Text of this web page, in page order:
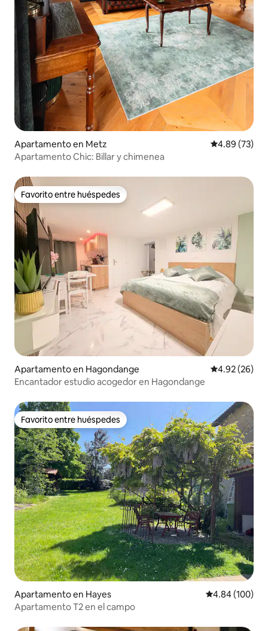
Apartamento en Metz Calificación
4.89 (73)
Apartamento Chic: Billar y chimenea
Favorito entre huéspedes
Favorito entre huéspedes
Apartamento en Hagondange Calificación
4.92 (26)
Encantador estudio acogedor en Hagondange
Favorito entre huéspedes
Favorito entre huéspedes
Apartamento en Hayes Calificación
4.84 (100)
Apartamento T2 en el campo